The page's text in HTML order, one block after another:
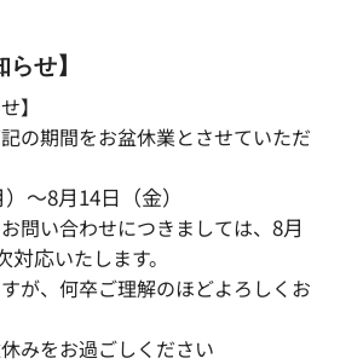
せ】
】
の期間をお盆休業とさせていただ
～8月14日（金）
問い合わせにつきましては、 8月
対応いたします。
が、何卒ご理解のほどよろしくお
みをお過ごしください